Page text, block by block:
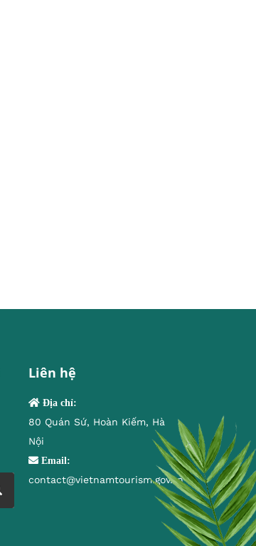
Liên hệ
Địa chỉ:
80 Quán Sứ, Hoàn Kiếm, Hà
Nội
Email:
contact@vietnamtourism.gov.vn